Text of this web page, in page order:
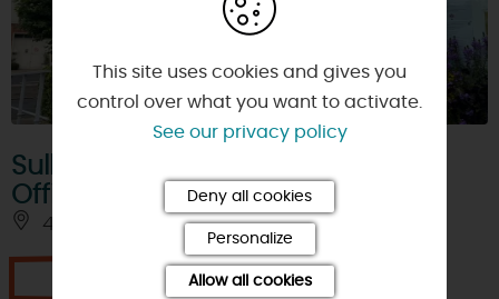
Sully, Loire and Sologne Tourist
Office
45600 - SULLY-SUR-LOIRE
This site uses cookies and gives you
control over what you want to activate.
See our privacy policy
Deny all cookies
Personalize
Allow all cookies